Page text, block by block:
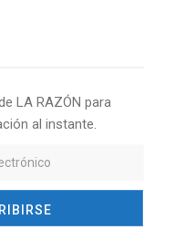
LA RAZÓN para
al instante.